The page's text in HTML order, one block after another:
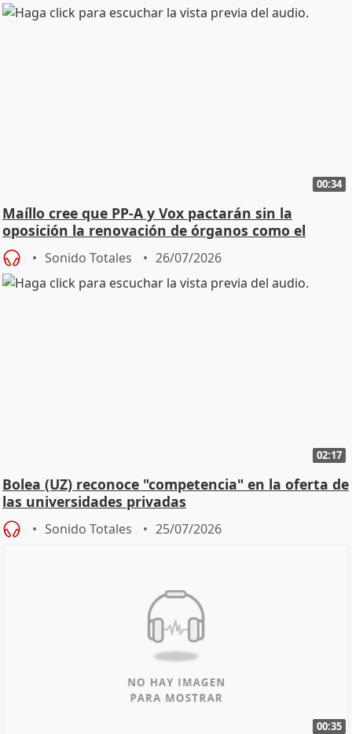
00:34
Maíllo cree que PP-A y Vox pactarán sin la
oposición la renovación de órganos como el
Defensor
Sonido Totales 26/07/2026
02:17
Bolea (UZ) reconoce "competencia" en la oferta de
las universidades privadas
Sonido Totales 25/07/2026
00:35